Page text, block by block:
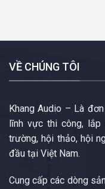
VỀ CHÚNG TÔI
Khang Audio – Là
lĩnh vực thi công, lắp
trường, hội thảo, hội
đầu tại Việt Nam.
Cung cấp các dòng